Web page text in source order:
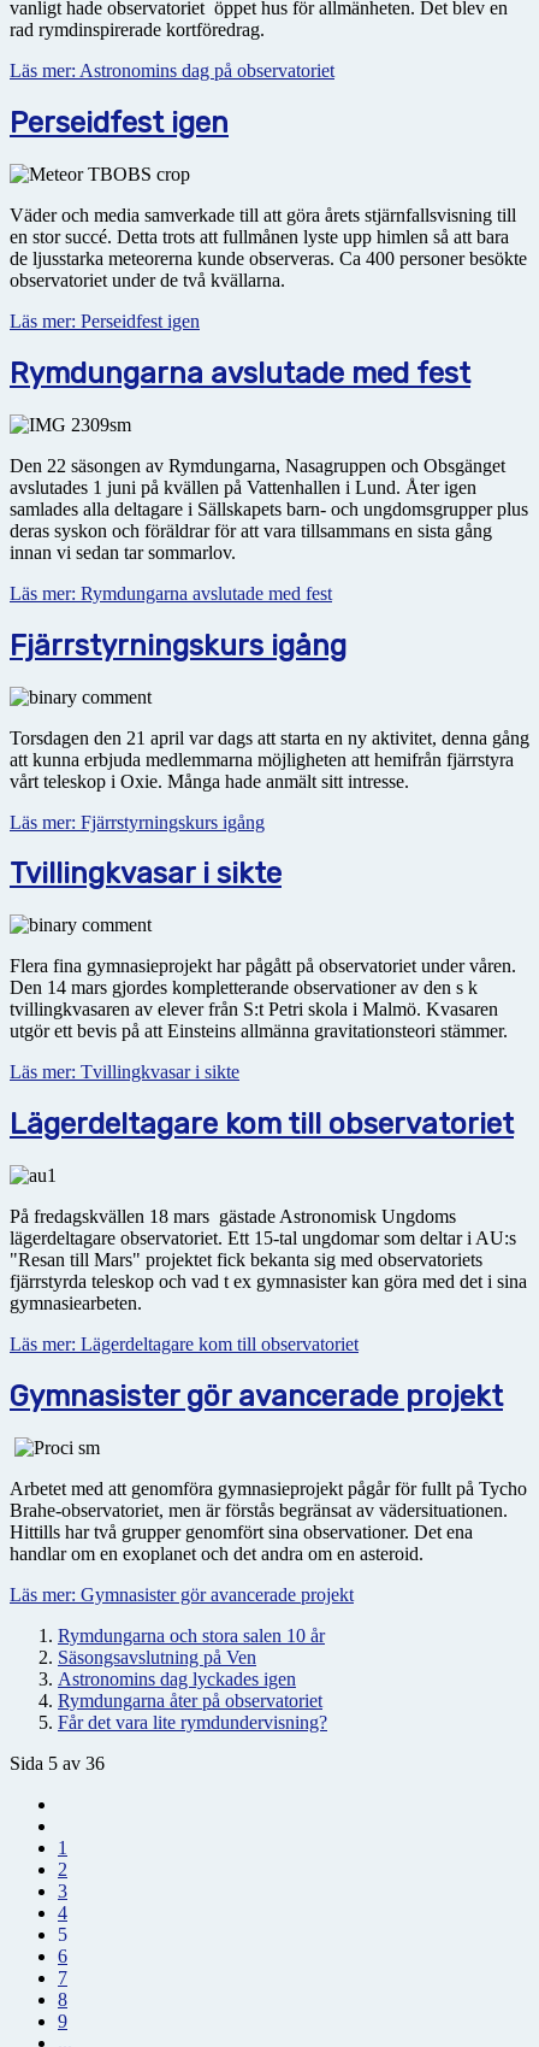
vanligt hade observatoriet öppet hus för allmänheten. Det blev en
rad rymdinspirerade kortföredrag.
Läs mer: Astronomins dag på observatoriet
Perseidfest igen
Väder och media samverkade till att göra årets stjärnfallsvisning till
en stor succé. Detta trots att fullmånen lyste upp himlen så att bara
de ljusstarka meteorerna kunde observeras. Ca 400 personer besökte
observatoriet under de två kvällarna.
Läs mer: Perseidfest igen
Rymdungarna avslutade med fest
Den 22 säsongen av Rymdungarna, Nasagruppen och Obsgänget
avslutades 1 juni på kvällen på Vattenhallen i Lund. Åter igen
samlades alla deltagare i Sällskapets barn- och ungdomsgrupper plus
deras syskon och föräldrar för att vara tillsammans en sista gång
innan vi sedan tar sommarlov.
Läs mer: Rymdungarna avslutade med fest
Fjärrstyrningskurs igång
Torsdagen den 21 april var dags att starta en ny aktivitet, denna gång
att kunna erbjuda medlemmarna möjligheten att hemifrån fjärrstyra
vårt teleskop i Oxie. Många hade anmält sitt intresse.
Läs mer: Fjärrstyrningskurs igång
Tvillingkvasar i sikte
Flera fina gymnasieprojekt har pågått på observatoriet under våren.
Den 14 mars gjordes kompletterande observationer av den s k
tvillingkvasaren av elever från S:t Petri skola i Malmö. Kvasaren
utgör ett bevis på att Einsteins allmänna gravitationsteori stämmer.
Läs mer: Tvillingkvasar i sikte
Lägerdeltagare kom till observatoriet
På fredagskvällen 18 mars gästade Astronomisk Ungdoms
lägerdeltagare observatoriet. Ett 15-tal ungdomar som deltar i AU:s
"Resan till Mars" projektet fick bekanta sig med observatoriets
fjärrstyrda teleskop och vad t ex gymnasister kan göra med det i sina
gymnasiearbeten.
Läs mer: Lägerdeltagare kom till observatoriet
Gymnasister gör avancerade projekt
Arbetet med att genomföra gymnasieprojekt pågår för fullt på Tycho
Brahe-observatoriet, men är förstås begränsat av vädersituationen.
Hittills har två grupper genomfört sina observationer. Det ena
handlar om en exoplanet och det andra om en asteroid.
Läs mer: Gymnasister gör avancerade projekt
Rymdungarna och stora salen 10 år
Säsongsavslutning på Ven
Astronomins dag lyckades igen
Rymdungarna åter på observatoriet
Får det vara lite rymdundervisning?
Sida 5 av 36
1
2
3
4
5
6
7
8
9
...